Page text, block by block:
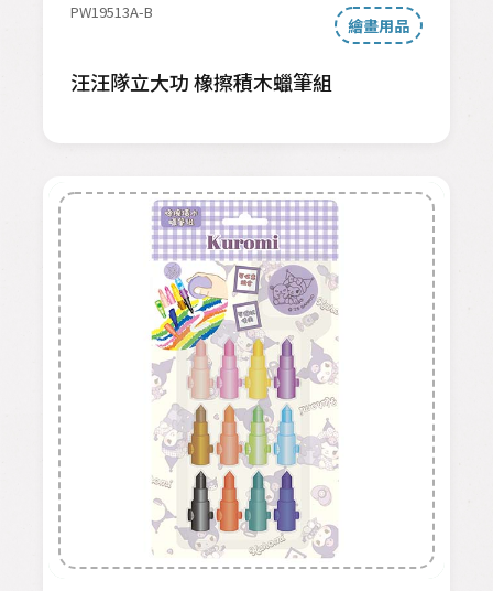
PW19513A-B
繪畫用品
汪汪隊立大功 橡擦積木蠟筆組